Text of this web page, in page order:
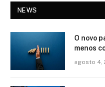
NEWS
O novo
menos
agosto 4,